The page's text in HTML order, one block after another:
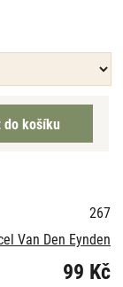
267
Van Den Eynden
99 Kč